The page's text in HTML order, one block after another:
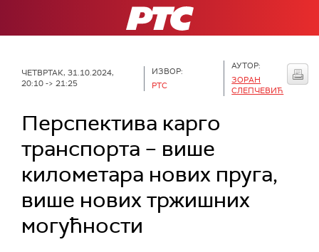
РТС
ЧЕТВРТАК, 31.10.2024,
20:10 -> 21:25
ИЗВОР:
РТС
АУТОР:
ЗОРАН
СЛЕПЧЕВИЋ
Перспектива карго
транспорта – више
километара нових пруга,
више нових тржишних
могућности